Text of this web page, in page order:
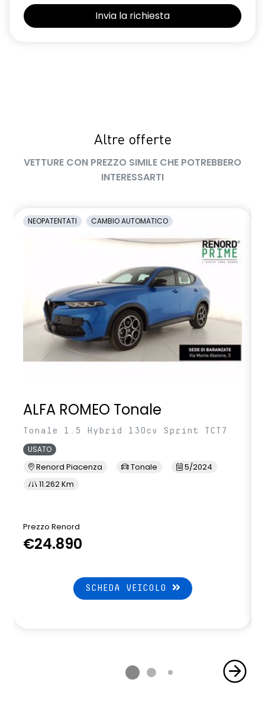
lunotto posteriore con funzione sbrinamento
retrovisore interno elettrocromico frameless
retrovisori esterni elettrici riscaldabili e ripiegabili
retrovisori esterni in tinta tetto
sedili anteriori regolabili meccanicamente a 6 vie
sellerie con rivestimento in misto tessuto e TEP ed elementi
decorativi in Alcantara
sistema di frenata d'emergenza attiva con riconoscimento
pedoni, ciclisti e incroci
sistema di rilevamento stato di vigilanza del conducente
smartphone replication wireless compatibile con Android
Auto™ / Apple CarPlay™
Altre offerte
VETTURE CON PREZZO SIMILE CHE POTREBBERO
INTERESSARTI
NEOPATENTATI CAMBIO AUTOMATICO
ALFA ROMEO Tonale
Tonale 1.5 Hybrid 130cv Sprint TCT7
USATO
Renord Piacenza Tonale
5/2024
11.262 Km
Prezzo Renord
€24.890
SCHEDA VEICOLO